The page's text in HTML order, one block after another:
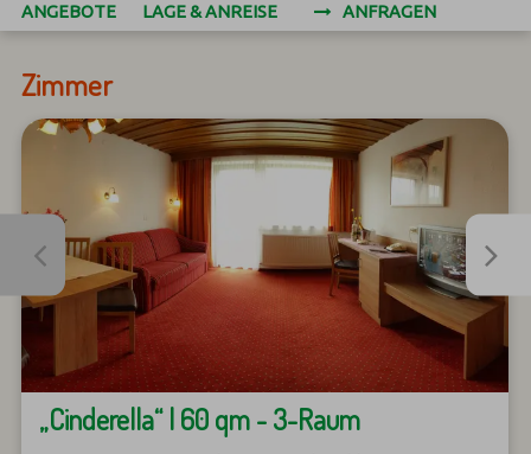
ANGEBOTE
LAGE & ANREISE ANFRAGEN
Zimmer
„Cinderella“ | 60 qm - 3-Raum